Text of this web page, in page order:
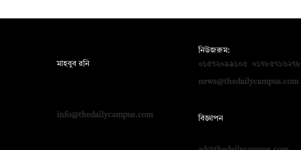
মাহবুব রনি
info@thedailycampus.com
নিউজরুম:
০১৫৭২০৯৯১০৫
০১৭৮৫৭১৬২৭৮
news@thedailycampus.com
বিজ্ঞাপন